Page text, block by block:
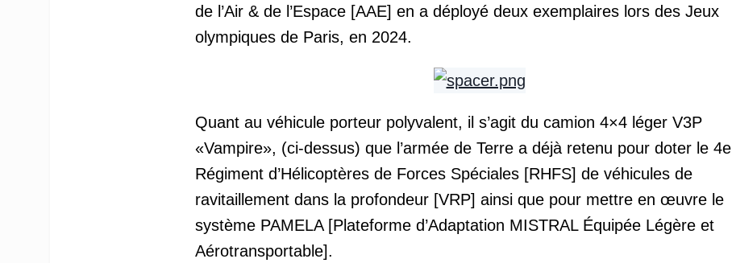
de l’Air & de l’Espace [AAE] en a déployé deux exemplaires lors des Jeux
olympiques de Paris, en 2024.
Quant au véhicule porteur polyvalent, il s’agit du camion 4×4 léger V3P
«Vampire», (ci-dessus) que l’armée de Terre a déjà retenu pour doter le 4e
Régiment d’Hélicoptères de Forces Spéciales [RHFS] de véhicules de
ravitaillement dans la profondeur [VRP] ainsi que pour mettre en œuvre le
système PAMELA [Plateforme d’Adaptation MISTRAL Équipée Légère et
Aérotransportable].